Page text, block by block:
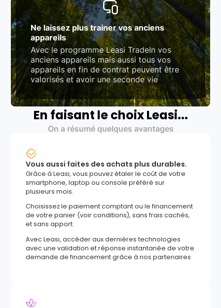
Ne laissez plus trainer vos anciens
appareils
Avec le programme Leasi TradeIn vos
anciens appareils mais aussi tous vos
appareils en fin de contrat peuvent être
valorisés et avoir une seconde vie
En faisant le choix Leasi...
On a résumé quelques avantages
Vous aussi faites des achats plus durables.
Grâce à Leasi, vous pouvez étaler le coût de votre
smartphone, laptop ou console préféré sur
plusieurs mois.
Choisissez le paiement comptant ou le financement
de votre panier (voir conditions), sans frais cachés,
et sans apport.
Avec Leasi, accéder aux dernières technologies
avec une validation et réponse instantanée de votre
demande de financement grâce à nos partenaires